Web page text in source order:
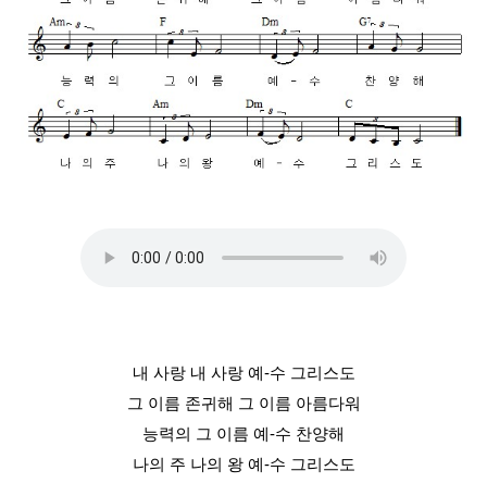
내 사랑 내 사랑 예-수 그리스도
그 이름 존귀해 그 이름 아름다워
능력의 그 이름 예-수 찬양해
나의 주 나의 왕 예-수 그리스도